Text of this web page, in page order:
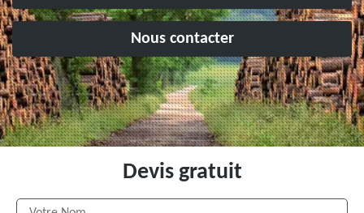
Nous contacter
Devis gratuit